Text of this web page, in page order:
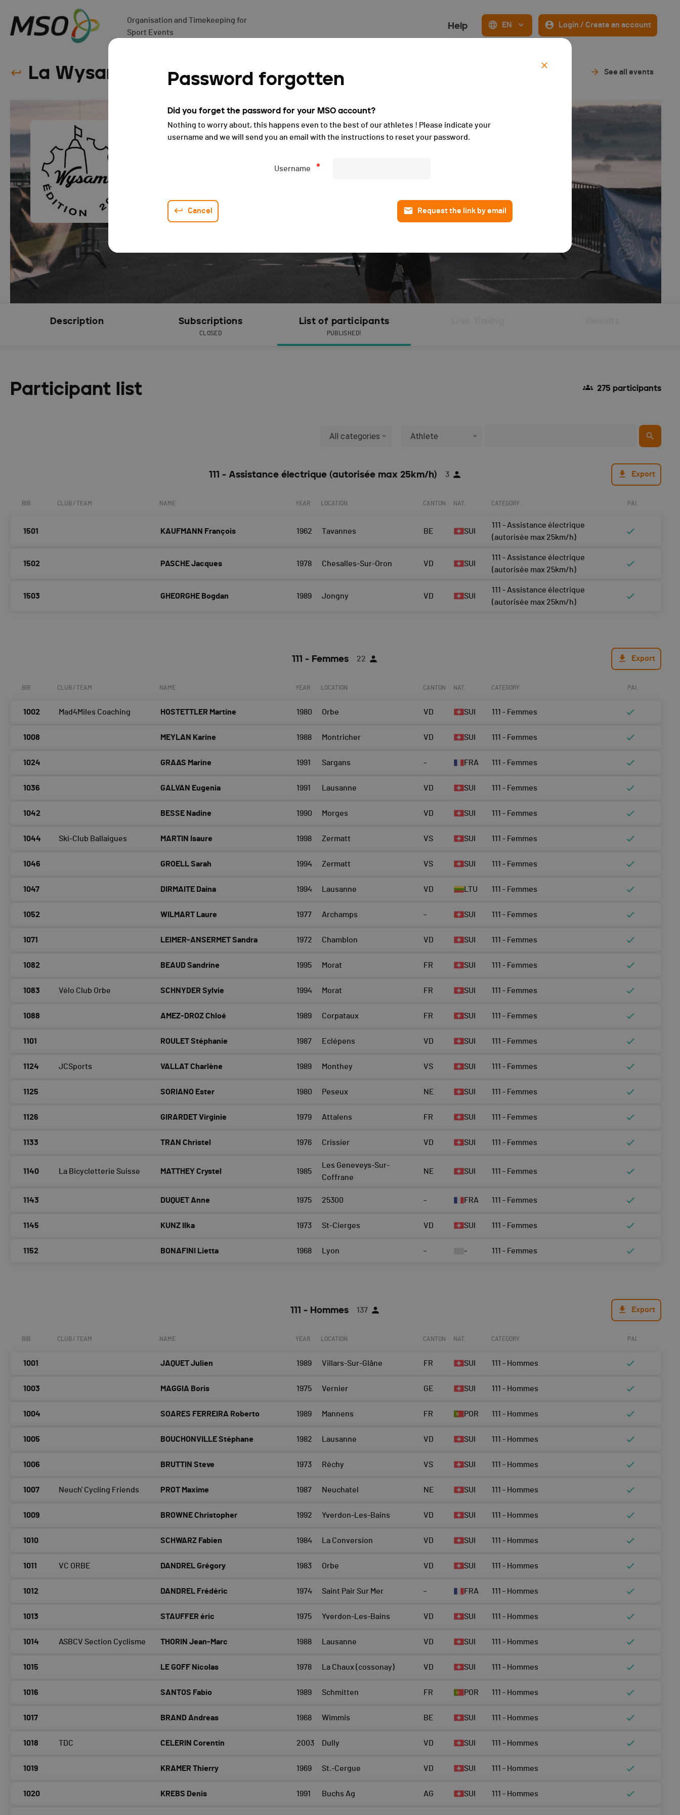
Password forgotten
Did you forget the password for your MSO account?
Nothing to worry about, this happens even to the best of our athletes ! Please indicate your
username and we will send you an email with the instructions to reset your password.
Username
Cancel Request the link by email
Organisation and Timekeeping for
Sport Events
Help EN Login / Create an account
La Wysam - 2025 See all events
Description Subscriptions
CLOSED
List of participants
PUBLISHED!
Participant list 275 participants
All categories Athlete
111 - Assistance électrique (autorisée max 25km/h) 3 Export
BIB CLUB / TEAM NAME YEAR LOCATION CANTON NAT. CATEGORY PAI.
1501 KAUFMANN François 1962 Tavannes BE SUI
111 - Assistance électrique
(autorisée max 25km/h)
1502 PASCHE Jacques 1978 Chesalles-Sur-Oron VD SUI
111 - Assistance électrique
(autorisée max 25km/h)
1503 GHEORGHE Bogdan 1989 Jongny VD SUI
111 - Assistance électrique
(autorisée max 25km/h)
111 - Femmes 22 Export
BIB CLUB / TEAM NAME YEAR LOCATION CANTON NAT. CATEGORY PAI.
1002 Mad4Miles Coaching HOSTETTLER Martine 1980 Orbe VD SUI 111 - Femmes
1008 MEYLAN Karine 1988 Montricher VD SUI 111 - Femmes
1024 GRAAS Marine 1991 Sargans - FRA 111 - Femmes
1036 GALVAN Eugenia 1991 Lausanne VD SUI 111 - Femmes
1042 BESSE Nadine 1990 Morges VD SUI 111 - Femmes
1044 Ski-Club Ballaigues MARTIN Isaure 1998 Zermatt VS SUI 111 - Femmes
1046 GROELL Sarah 1994 Zermatt VS SUI 111 - Femmes
1047 DIRMAITE Daina 1994 Lausanne VD LTU 111 - Femmes
1052 WILMART Laure 1977 Archamps - SUI 111 - Femmes
1071 LEIMER-ANSERMET Sandra 1972 Chamblon VD SUI 111 - Femmes
1082 BEAUD Sandrine 1995 Morat FR SUI 111 - Femmes
1083 Vélo Club Orbe SCHNYDER Sylvie 1994 Morat FR SUI 111 - Femmes
1088 AMEZ-DROZ Chloé 1989 Corpataux FR SUI 111 - Femmes
1101 ROULET Stéphanie 1987 Eclépens VD SUI 111 - Femmes
1124 JCSports VALLAT Charlène 1989 Monthey VS SUI 111 - Femmes
1125 SORIANO Ester 1980 Peseux NE SUI 111 - Femmes
1126 GIRARDET Virginie 1979 Attalens FR SUI 111 - Femmes
1133 TRAN Christel 1976 Crissier VD SUI 111 - Femmes
1140 La Bicycletterie Suisse MATTHEY Crystel 1985
Les Geneveys-Sur-
Coffrane
NE SUI 111 - Femmes
1143 DUQUET Anne 1975 25300 - FRA 111 - Femmes
1145 KUNZ Ilka 1973 St-Cierges VD SUI 111 - Femmes
1152 BONAFINI Lietta 1968 Lyon - - 111 - Femmes
111 - Hommes 137 Export
BIB CLUB / TEAM NAME YEAR LOCATION CANTON NAT. CATEGORY PAI.
1001 JAQUET Julien 1989 Villars-Sur-Glâne FR SUI 111 - Hommes
1003 MAGGIA Boris 1975 Vernier GE SUI 111 - Hommes
1004 SOARES FERREIRA Roberto 1989 Mannens FR POR 111 - Hommes
1005 BOUCHONVILLE Stéphane 1982 Lausanne VD SUI 111 - Hommes
1006 BRUTTIN Steve 1973 Réchy VS SUI 111 - Hommes
1007 Neuch' Cycling Friends PROT Maxime 1987 Neuchatel NE SUI 111 - Hommes
1009 BROWNE Christopher 1992 Yverdon-Les-Bains VD SUI 111 - Hommes
1010 SCHWARZ Fabien 1984 La Conversion VD SUI 111 - Hommes
1011 VC ORBE DANDREL Grégory 1983 Orbe VD SUI 111 - Hommes
1012 DANDREL Frédéric 1974 Saint Pair Sur Mer - FRA 111 - Hommes
1013 STAUFFER éric 1975 Yverdon-Les-Bains VD SUI 111 - Hommes
1014 ASBCV Section Cyclisme THORIN Jean-Marc 1988 Lausanne VD SUI 111 - Hommes
1015 LE GOFF Nicolas 1978 La Chaux (cossonay) VD SUI 111 - Hommes
1016 SANTOS Fabio 1989 Schmitten FR POR 111 - Hommes
1017 BRAND Andreas 1968 Wimmis BE SUI 111 - Hommes
1018 TDC CELERIN Corentin 2003 Dully VD SUI 111 - Hommes
1019 KRAMER Thierry 1969 St.-Cergue VD SUI 111 - Hommes
1020 KREBS Denis 1991 Buchs Ag AG SUI 111 - Hommes